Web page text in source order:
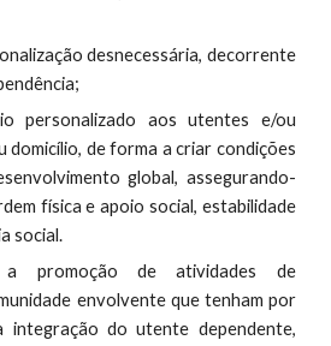
desnecessária, decorrente
personalizado aos utentes e/ou
domicílio, de forma a criar condições
global, assegurando-
física e apoio social, estabilidade
social.
promoção de atividades de
envolvente que tenham por
do utente dependente,